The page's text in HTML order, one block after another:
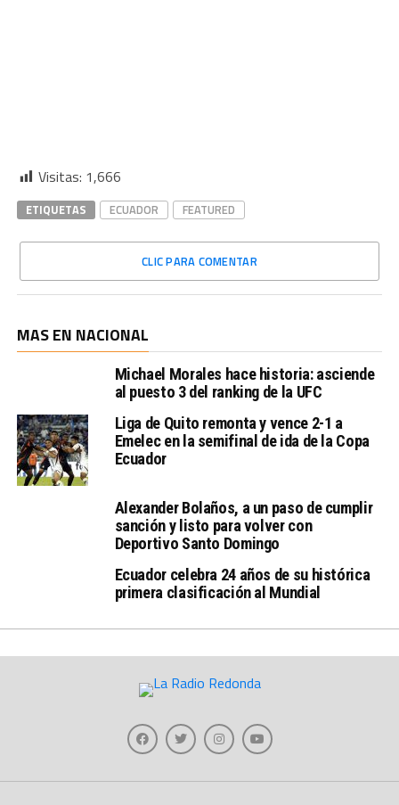
Visitas: 1,666
ETIQUETAS ECUADOR FEATURED
CLIC PARA COMENTAR
MAS EN NACIONAL
Michael Morales hace historia: asciende
al puesto 3 del ranking de la UFC
Liga de Quito remonta y vence 2-1 a
Emelec en la semifinal de ida de la Copa
Ecuador
Alexander Bolaños, a un paso de cumplir
sanción y listo para volver con
Deportivo Santo Domingo
Ecuador celebra 24 años de su histórica
primera clasificación al Mundial